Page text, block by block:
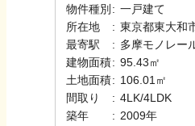
物件種別 : 一戸建て
所在地
: 東京都東大和
最寄駅
: 多摩モノレー
建物面積: 95.43㎡
土地面積: 106.01㎡
間取り
: 4LK/4LDK
築年
: 2009年